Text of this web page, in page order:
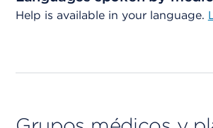
Help is available in your language.